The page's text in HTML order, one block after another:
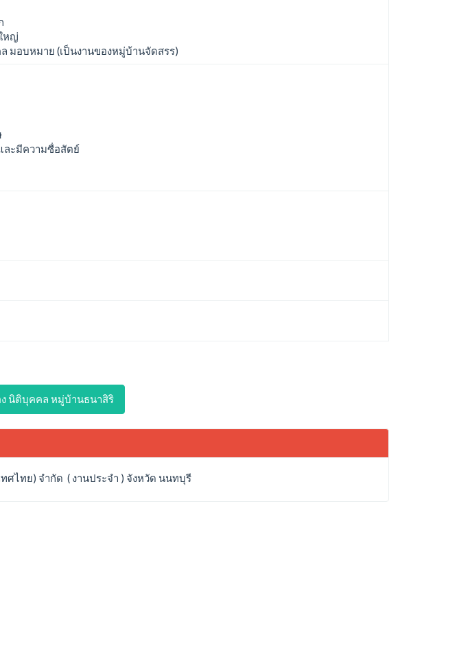
หญ่
มอบหมาย (เป็นงานของหมู่บ้านจัดสรร)
ละมีความซื่อสัตย์
นิติบุคคล หมู่บ้านธนาสิริ
ศไทย) จำกัด ( งานประจำ ) จังหวัด นนทบุรี